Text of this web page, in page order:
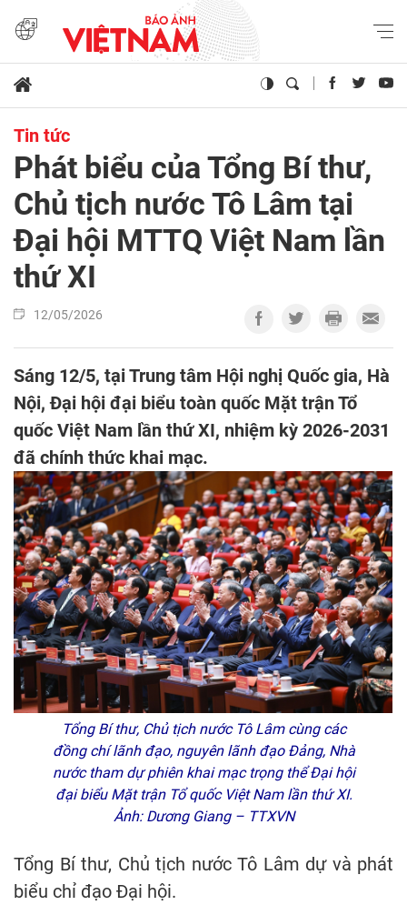
Tin tức
Phát biểu của Tổng Bí thư,
Chủ tịch nước Tô Lâm tại
Đại hội MTTQ Việt Nam lần
thứ XI
12/05/2026
Sáng 12/5, tại Trung tâm Hội nghị Quốc gia, Hà
Nội, Đại hội đại biểu toàn quốc Mặt trận Tổ
quốc Việt Nam lần thứ XI, nhiệm kỳ 2026-2031
đã chính thức khai mạc.
Tổng Bí thư, Chủ tịch nước Tô Lâm cùng các
đồng chí lãnh đạo, nguyên lãnh đạo Đảng, Nhà
nước tham dự phiên khai mạc trọng thể Đại hội
đại biểu Mặt trận Tổ quốc Việt Nam lần thứ XI.
Ảnh: Dương Giang – TTXVN
Tổng Bí thư, Chủ tịch nước Tô Lâm dự và phát
biểu chỉ đạo Đại hội.